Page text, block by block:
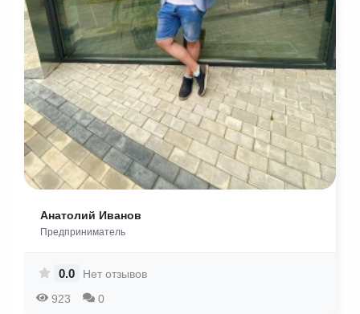
Анатолий Иванов
Предприниматель
923 0
0.0 Нет отзывов